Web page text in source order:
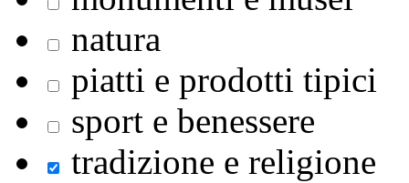
natura
piatti e prodotti tipici
sport e benessere
tradizione e religione